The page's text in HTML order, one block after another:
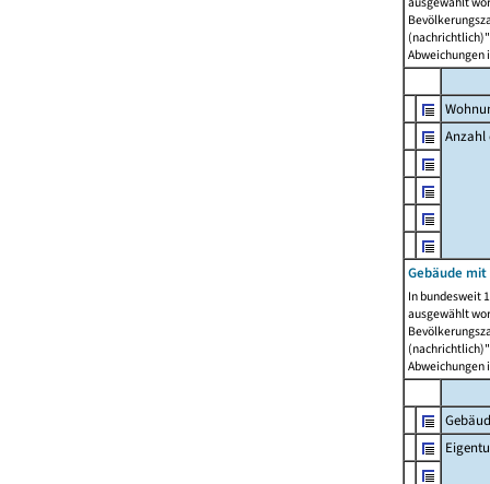
Abweichungen
Anzahl
Gebäude
In bundesweit
ausgewählt
Abweichungen